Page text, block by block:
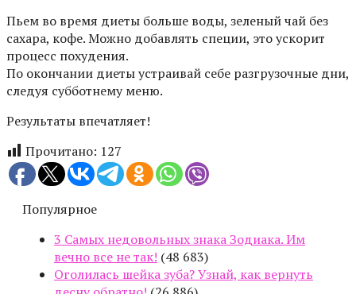
Пьем во время диеты больше воды, зеленый чай без
сахара, кофе. Можно добавлять специи, это ускорит
процесс похудения.
По окончании диеты устраивай себе разгрузочные дни,
следуя субботнему меню.
Результаты впечатляет!
Прочитано: 127
Популярное
3 Самых недовольных знака Зодиака. Им
вечно все не так! (48 683)
Оголилась шейка зуба? Узнай, как вернуть